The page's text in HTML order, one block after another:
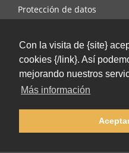
Con la visita de {site}
cookies {/link}. Así
mejorando nuestros
Más información
Protección de datos
Contáctenos
© 2002-2026